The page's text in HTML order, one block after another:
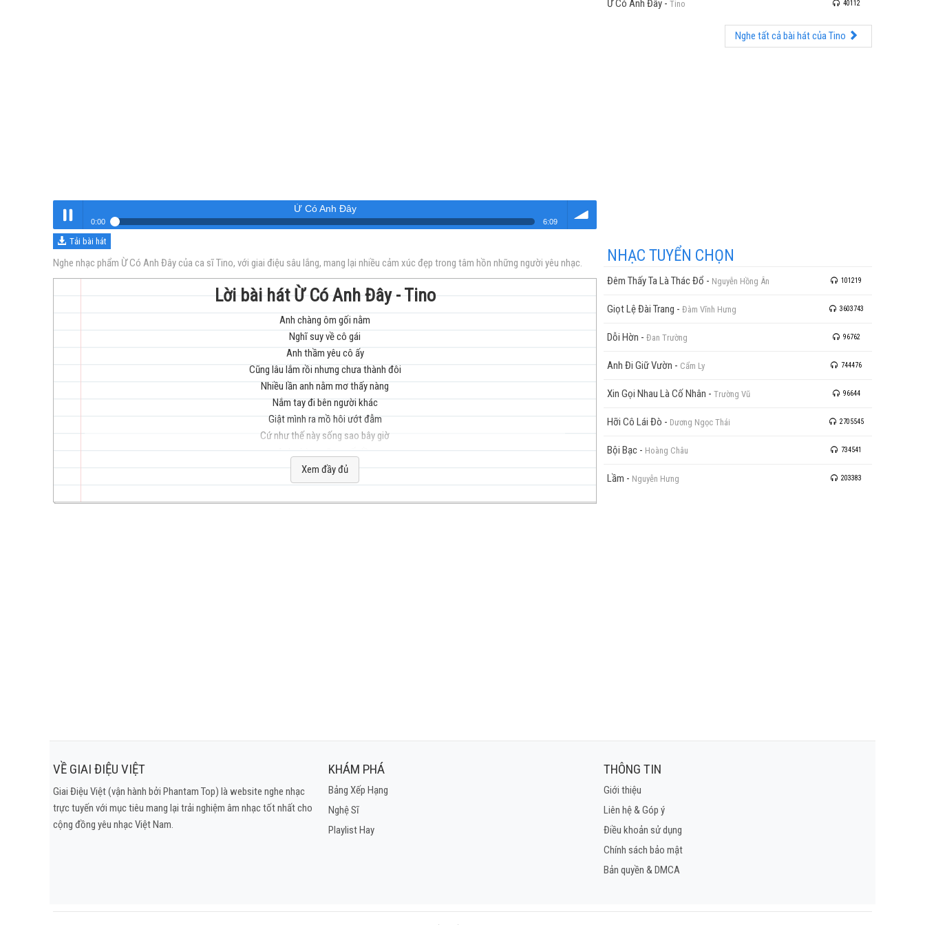
Nghe
Ừ Có Anh Đây
0:00 6:09
Ừ Có Anh Đây
Tải bài hát
Nghe nhạc phẩm Ừ Có Anh Đây của ca sĩ Tino, với giai điệu sâu lắng, mang lại nhiều cảm xúc đẹp trong tâm hồn những người yêu nhạc.
Lời bài hát Ừ Có Anh Đây - Tino
Anh chàng ôm gối nằm
Nghĩ suy về cô gái
Anh thầm yêu cô ấy
Cũng lâu lắm rồi nhưng chưa thành đôi
Nhiều lần anh nằm mơ thấy nàng
Nắm tay đi bên người khác
Giật mình ra mồ hôi ướt đẫm
Cứ như thế này sống sao bây giờ
Anh chàng cũng mấy lần
Nói dăm ba câu lại thôi
Chấp nhận làm chàng trai
Đóng vai anh hai
Cô nàng bên anh trai
Có thêm đôi vai
Dựa vào êm ái
Một ngày kia người ta thấy nàng
Sánh đôi đi bên người khác
Thôi thì liều một phen
Xem đầy đủ
Ừ Có Anh Đây - Tino 40112
Nghe tất cả bài hát của Tino
NHẠC TUYỂN CHỌN
Đêm Thấy Ta Là Thác Đổ - Nguyễn Hồng Ân 101219
Giọt Lệ Đài Trang - Đàm Vĩnh Hưng 3603743
Dỗi Hờn - Đan Trường 96762
Anh Đi Giữ Vườn - Cẩm Ly 744476
Xin Gọi Nhau Là Cố Nhân - Trường Vũ 96644
Hỡi Cô Lái Đò - Dương Ngọc Thái 2705545
Bội Bạc - Hoàng Châu 734541
Lầm - Nguyễn Hưng 203383
VỀ GIAI ĐIỆU VIỆT
Giai Điệu Việt (vận hành bởi Phantam Top) là website nghe nhạc
trực tuyến với mục tiêu mang lại trải nghiệm âm nhạc tốt nhất cho
cộng đồng yêu nhạc Việt Nam.
KHÁM PHÁ
Bảng Xếp Hạng
Nghệ Sĩ
Playlist Hay
THÔNG TIN
Giới thiệu
Liên hệ & Góp ý
Điều khoản sử dụng
Chính sách bảo mật
Bản quyền & DMCA